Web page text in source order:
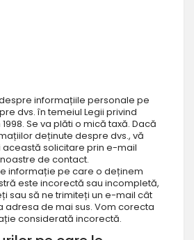
informațiile personale pe
dvs. în temeiul Legii privind
Se va plăti o mică taxă. Dacă
deținute despre dvs., vă
solicitare prin e-mail
de contact.
informație pe care o deținem
este incorectă sau incompletă,
sau să ne trimiteți un e-mail cât
adresa de mai sus. Vom corecta
considerată incorectă.